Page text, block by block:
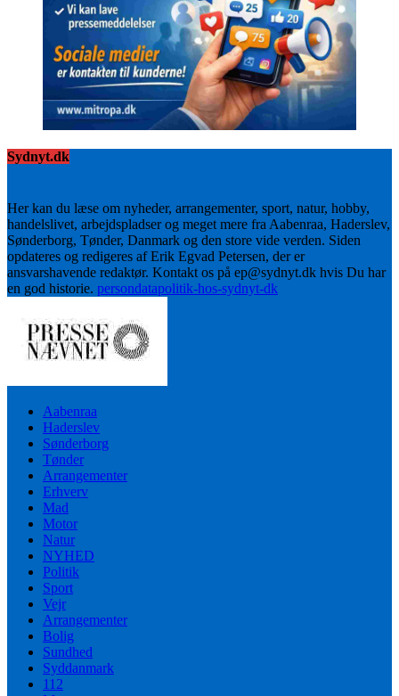
Sydnyt.dk
Her kan du læse om nyheder, arrangementer, sport, natur, hobby,
handelslivet, arbejdspladser og meget mere fra Aabenraa, Haderslev,
Sønderborg, Tønder, Danmark og den store vide verden. Siden
opdateres og redigeres af Erik Egvad Petersen, der er
ansvarshavende redaktør. Kontakt os på ep@sydnyt.dk hvis Du har
en god historie. persondatapolitik-hos-sydnyt-dk
Aabenraa
Haderslev
Sønderborg
Tønder
Arrangementer
Erhverv
Mad
Motor
Natur
NYHED
Politik
Sport
Vejr
Arrangementer
Bolig
Sundhed
Syddanmark
112